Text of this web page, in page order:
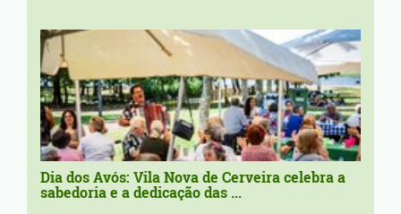
Dia dos Avós: Vila Nova de Cerveira celebra a
sabedoria e a dedicação das ...